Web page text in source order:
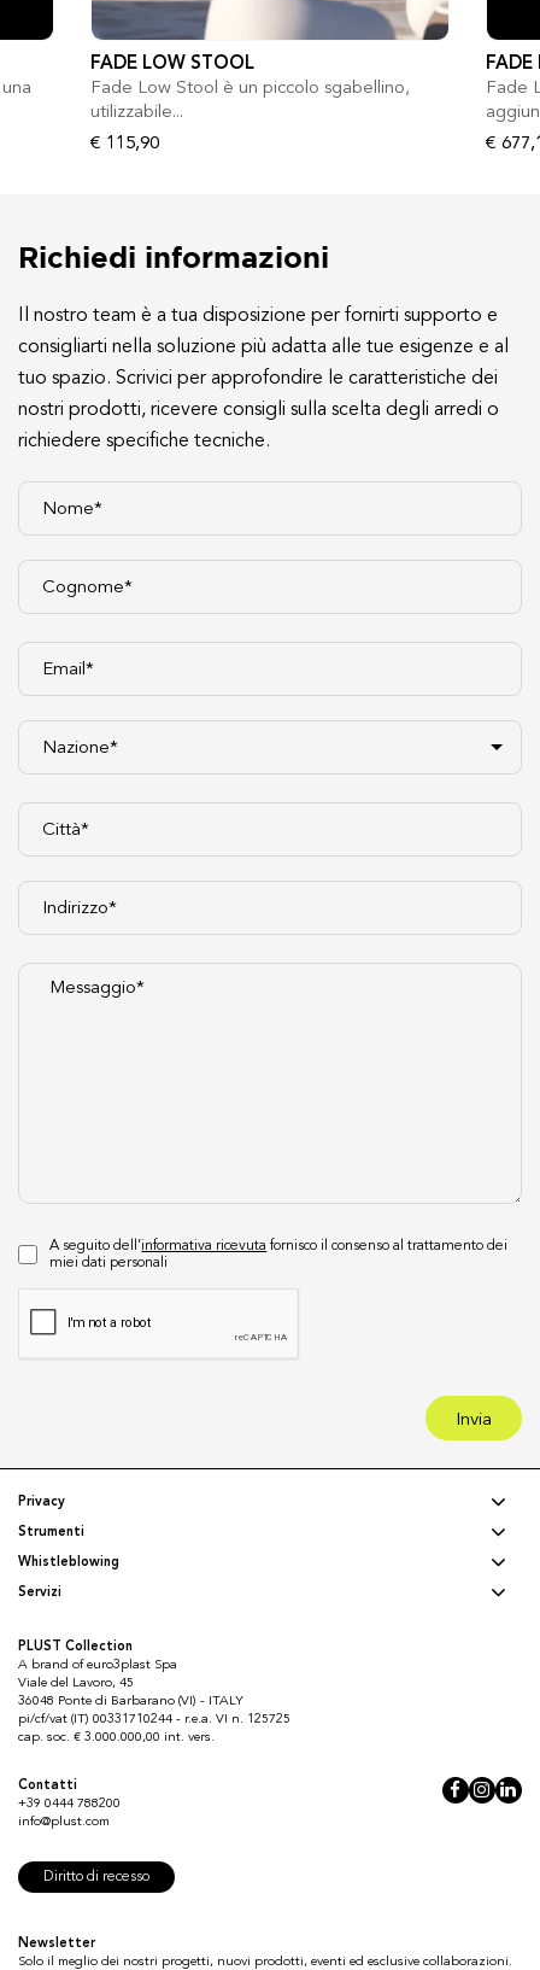
FADE LOW STOOL
Fade Low Stool è un piccolo sgabellino,
utilizzabile...
€ 115,90
FADE
Fade
€
Richiedi informazioni
Il nostro team è a tua disposizione per fornirti supporto e
consigliarti nella soluzione più adatta alle tue esigenze e al
tuo spazio. Scrivici per approfondire le caratteristiche dei
nostri prodotti, ricevere consigli sulla scelta degli arredi o
richiedere specifiche tecniche.
A seguito dell’informativa ricevuta fornisco il consenso al trattamento dei
miei dati personali
Invia
PLUST Collection
A brand of euro3plast Spa
Viale del Lavoro, 45
36048 Ponte di Barbarano (VI) - ITALY
pi/cf/vat (IT) 00331710244 - r.e.a. VI n. 125725
cap. soc. € 3.000.000,00 int. vers.
Contatti
+39 0444 788200
info@plust.com
Diritto di recesso
Newsletter
Solo il meglio dei nostri progetti, nuovi prodotti, eventi ed esclusive collaborazioni.
Privacy
Strumenti
Whistleblowing
Servizi